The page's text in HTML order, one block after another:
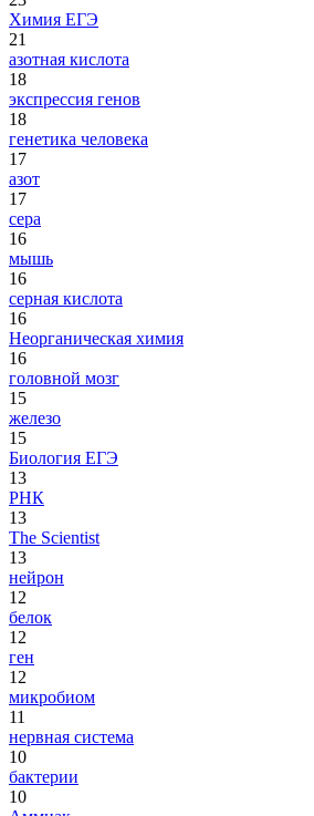
Химия ЕГЭ
21
азотная кислота
18
экспрессия генов
18
генетика человека
17
азот
17
сера
16
мышь
16
серная кислота
16
Неорганическая химия
16
головной мозг
15
железо
15
Биология ЕГЭ
13
РНК
13
The Scientist
13
нейрон
12
белок
12
ген
12
микробиом
11
нервная система
10
бактерии
10